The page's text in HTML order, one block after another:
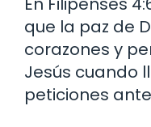
que la paz de
corazones y
Jesús cuando
peticiones ante